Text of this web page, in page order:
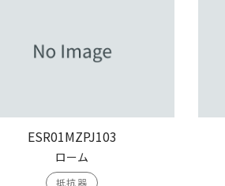
ESR01MZPJ103
ローム
抵抗器